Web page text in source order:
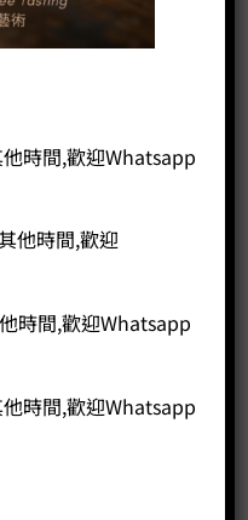
荔枝園特規 (100g)
時間,歡迎Whatsapp
他時間,歡迎
時間,歡迎Whatsapp
時間,歡迎Whatsapp